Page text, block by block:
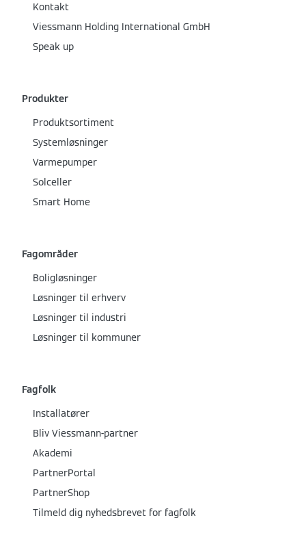
Kontakt
Viessmann Holding International GmbH
Speak up
Produkter
Produktsortiment
Systemløsninger
Varmepumper
Solceller
Smart Home
Fagområder
Boligløsninger
Løsninger til erhverv
Løsninger til industri
Løsninger til kommuner
Fagfolk
Installatører
Bliv Viessmann-partner
Akademi
PartnerPortal
PartnerShop
Tilmeld dig nyhedsbrevet for fagfolk